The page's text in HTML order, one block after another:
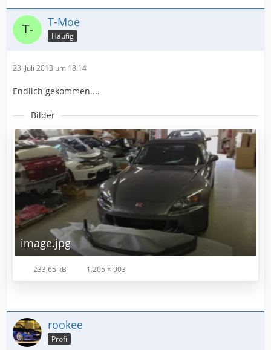
T-Moe
Häufig
23. Juli 2013 um 18:14
Endlich gekommen....
Bilder
image.jpg
233,65 kB 1.205 × 903
rookee
Profi